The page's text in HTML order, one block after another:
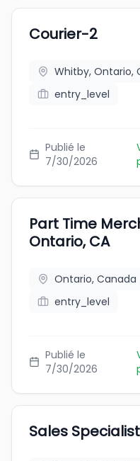
Courier-2
Whitby, Ontario,
entry_level
Publié le
7/30/2026
Part Time
Ontario, CA
Ontario, Canada
entry_level
Publié le
7/30/2026
Sales Specialist